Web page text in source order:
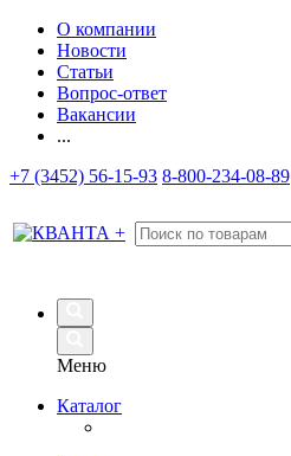
О компании
Новости
Статьи
Вопрос-ответ
Вакансии
...
+7 (3452) 56-15-93 8-800-234-08-89
Меню
Каталог